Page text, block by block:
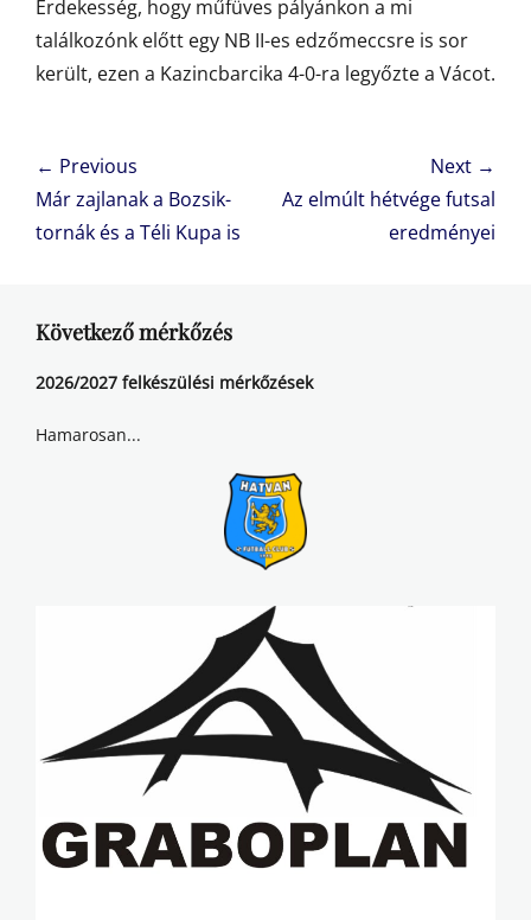
Érdekesség, hogy műfüves pályánkon a mi
találkozónk előtt egy NB II-es edzőmeccsre is sor
került, ezen a Kazincbarcika 4-0-ra legyőzte a Vácot.
Bejegyzés
navigáció
← Previous
Previous
post:
Már zajlanak a Bozsik-
tornák és a Téli Kupa is
Next →
Next
Az elmúlt hétvége futsal
eredményei
Következő mérkőzés
2026/2027 felkészülési mérkőzések
Hamarosan...